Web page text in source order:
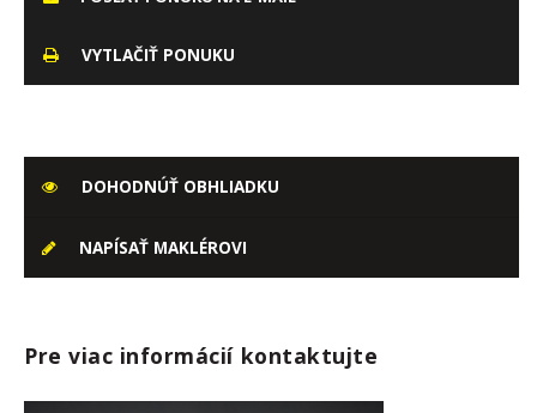
VYTLAČIŤ PONUKU
DOHODNÚŤ OBHLIADKU
NAPÍSAŤ MAKLÉROVI
Pre viac informácií kontaktujte